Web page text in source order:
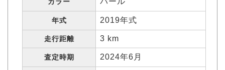
年式 2019年式
走行距離 3 km
査定時期 2024年6月